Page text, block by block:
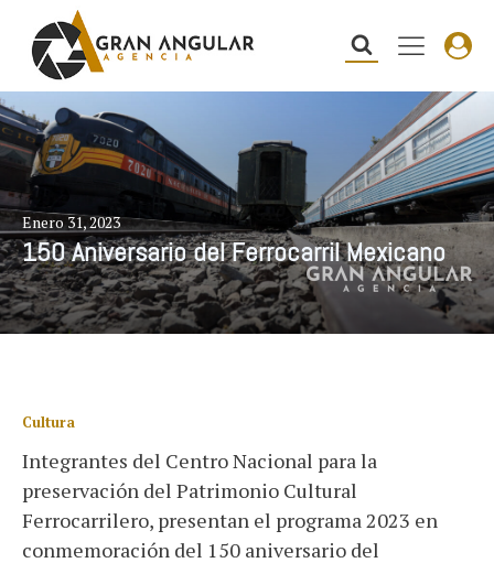
Enero 31, 2023
150 Aniversario del Ferrocarril Mexicano
Cultura
Integrantes del Centro Nacional para la
preservación del Patrimonio Cultural
Ferrocarrilero, presentan el programa 2023 en
conmemoración del 150 aniversario del